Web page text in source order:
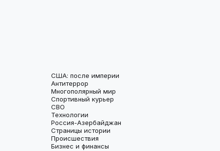
США: после империи
Антитеррор
Многополярный мир
Спортивный курьер
СВО
Технологии
Россия-Азербайджан
Страницы истории
Происшествия
Бизнес и финансы